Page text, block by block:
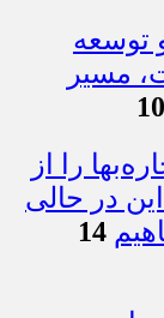
توسعه
مسیر
را از
در حالی
14